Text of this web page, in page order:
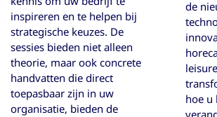
inspireren en te helpen bij
strategische keuzes. De
sessies bieden niet alleen
theorie, maar ook concrete
handvatten die direct
toepasbaar zijn in uw
organisatie, bieden de
de
hoe u